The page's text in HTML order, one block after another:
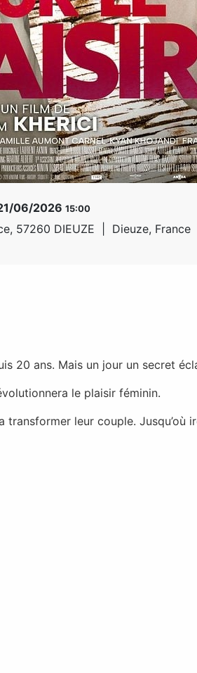
06/2026 15:00
57260 DIEUZE Dieuze, France
ans. Mais un jour un secret
le plaisir féminin.
transformer leur couple. Jusqu’où